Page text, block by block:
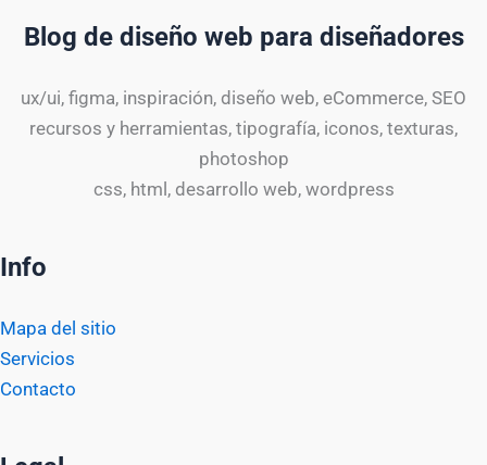
Blog de diseño web para diseñadores
ux/ui, figma, inspiración, diseño web, eCommerce, SEO
recursos y herramientas, tipografía, iconos, texturas,
photoshop
css, html, desarrollo web, wordpress
Info
Mapa del sitio
Servicios
Contacto